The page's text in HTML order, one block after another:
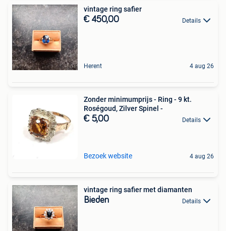
vintage ring safier
€ 450,00 Details
Herent 4 aug 26
Zonder minimumprijs - Ring - 9 kt.
Roségoud, Zilver Spinel -
€ 5,00 Details
Bezoek website 4 aug 26
vintage ring safier met diamanten
Bieden Details